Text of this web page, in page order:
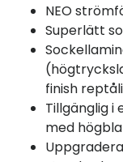
NEO
Superlätt
finish
Tillgänglig i
med